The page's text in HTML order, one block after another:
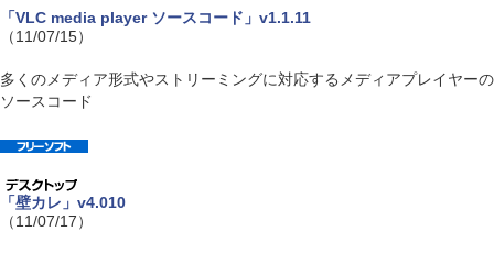
「VLC media player ソースコード」v1.1.11
（11/07/15）
多くのメディア形式やストリーミングに対応するメディアプレイヤーの
ソースコード
「壁カレ」v4.010
（11/07/17）